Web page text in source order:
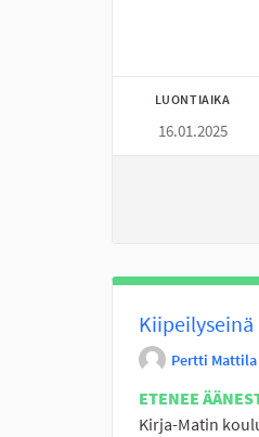
LUONTIAIKA
16.01.2025
Pertti Mattila
ETENEE
Kirja-Matin